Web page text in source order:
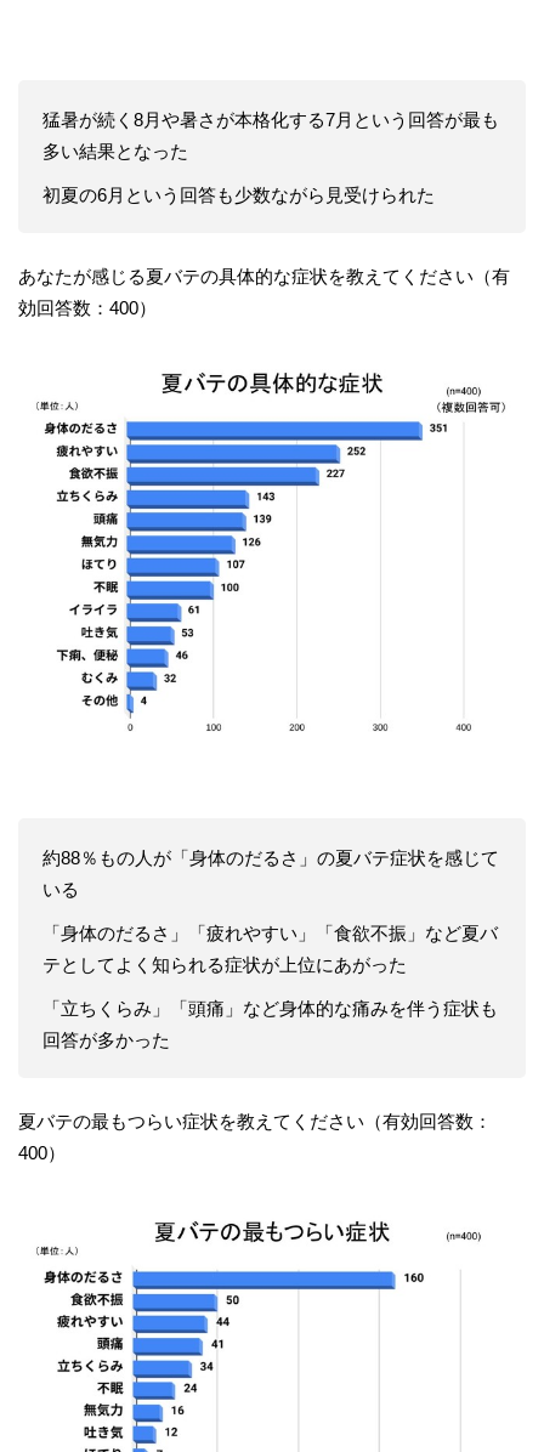
猛暑が続く8月や暑さが本格化する7月という回答が最も
多い結果となった
初夏の6月という回答も少数ながら見受けられた
あなたが感じる夏バテの具体的な症状を教えてください（有
効回答数：400）
約88％もの人が「身体のだるさ」の夏バテ症状を感じて
いる
「身体のだるさ」「疲れやすい」「食欲不振」など夏バ
テとしてよく知られる症状が上位にあがった
「立ちくらみ」「頭痛」など身体的な痛みを伴う症状も
回答が多かった
夏バテの最もつらい症状を教えてください（有効回答数：
400）